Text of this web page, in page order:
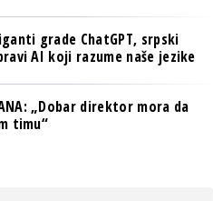
grade ChatGPT, srpski
AI koji razume naše jezike
„Dobar direktor mora da
timu“